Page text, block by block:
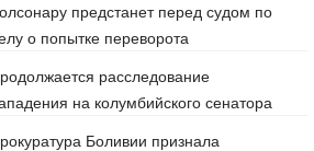
предстанет перед судом по
о попытке переворота
расследование
на колумбийского сенатора
Боливии признала